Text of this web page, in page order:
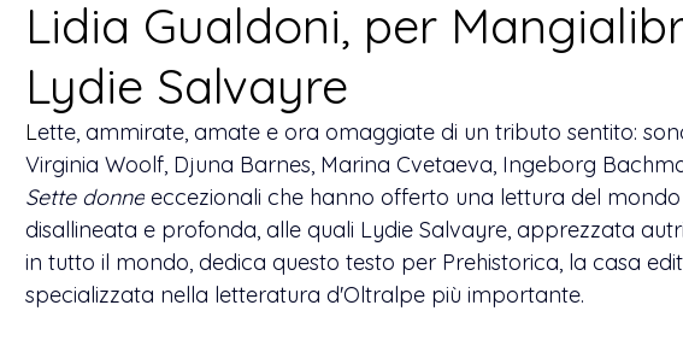
Lidia Gualdoni, per
Lydie Salvayre
Lette, ammirate, amate e ora omaggiate di un tributo sentito:
Virginia Woolf, Djuna Barnes, Marina Cvetaeva, Ingeborg
Sette donne eccezionali che hanno offerto una lettura del
disallineata e profonda, alle quali Lydie Salvayre, apprezzata
in tutto il mondo, dedica questo testo per Prehistorica, la casa
specializzata nella letteratura d'Oltralpe più importante.